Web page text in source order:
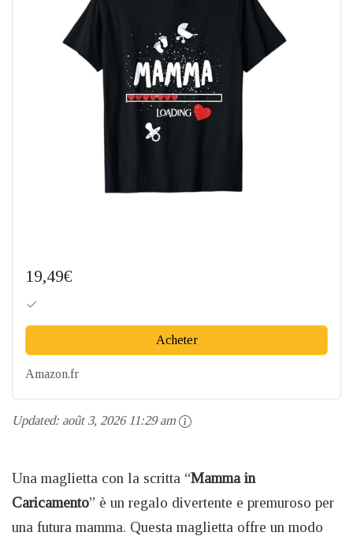
19,49€
Acheter
Amazon.fr
Updated: août 3, 2026 11:29 am
Una maglietta con la scritta “Mamma in
Caricamento” è un regalo divertente e premuroso per
una futura mamma. Questa maglietta offre un modo